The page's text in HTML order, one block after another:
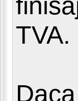
TVA.